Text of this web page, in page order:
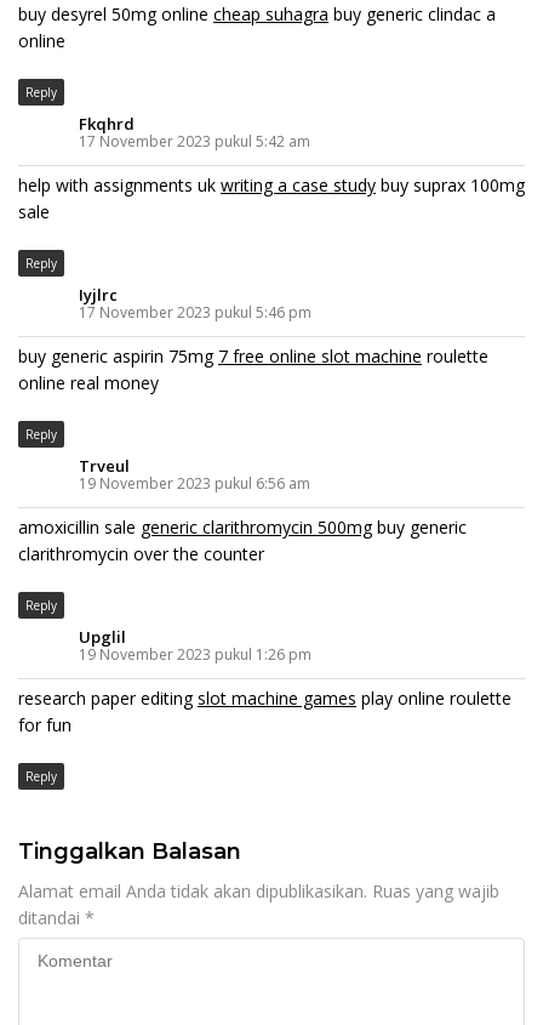
buy desyrel 50mg online cheap suhagra buy generic clindac a
online
Reply
Fkqhrd
17 November 2023 pukul 5:42 am
help with assignments uk writing a case study buy suprax 100mg
sale
Reply
Iyjlrc
17 November 2023 pukul 5:46 pm
buy generic aspirin 75mg 7 free online slot machine roulette
online real money
Reply
Trveul
19 November 2023 pukul 6:56 am
amoxicillin sale generic clarithromycin 500mgbuy generic
clarithromycin over the counter
Reply
Upglil
19 November 2023 pukul 1:26 pm
research paper editingslot machine games play online roulette
for fun
Reply
Tinggalkan Balasan
Alamat email Anda tidak akan dipublikasikan. Ruas yang wajib
ditandai *